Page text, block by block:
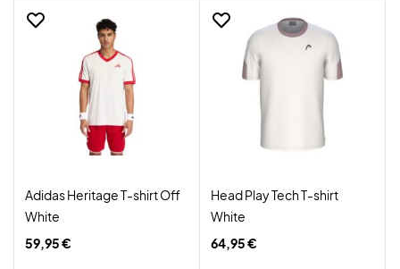
Adidas Heritage T-shirt Off
White
59,95 €
Head Play Tech T-shirt
White
64,95 €